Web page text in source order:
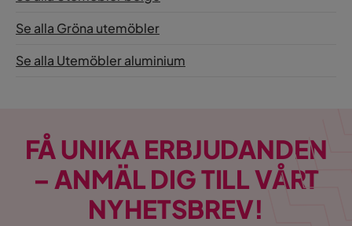
Material
Materialval Keramik,Polyester,Aluminium
Materialtyp
aluminium, repflätning,
polyestertyg, keramisk platta
Se alla Gröna utemöbler
Se alla Utemöbler aluminium
FÅ UNIKA ERBJUDANDEN
– ANMÄL DIG TILL VÅRT
NYHETSBREV!